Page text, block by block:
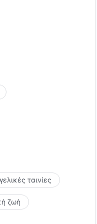
του
ανάπτυξη και την
για πολύ
Συνεπώς, δεν θα
πρέπει να τα
ταινίες
ζωή